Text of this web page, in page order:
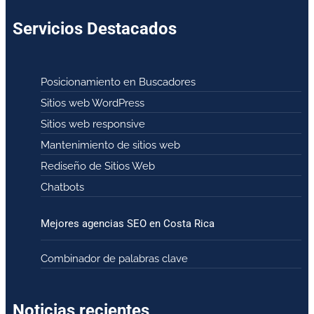
Servicios Destacados
Posicionamiento en Buscadores
Sitios web WordPress
Sitios web responsive
Mantenimiento de sitios web
Rediseño de Sitios Web
Chatbots
Mejores agencias SEO en Costa Rica
Combinador de palabras clave